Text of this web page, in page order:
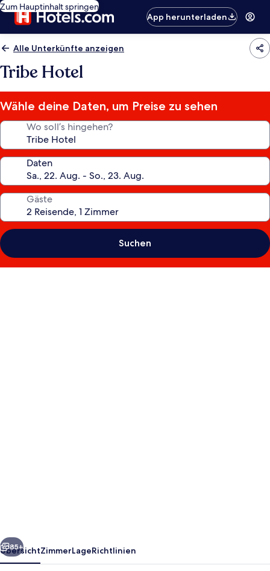
Zum Hauptinhalt springen
App herunterladen
Alle Unterkünfte anzeigen
Tribe Hotel
Wähle deine Daten, um Preise zu sehen
Wo soll’s hingehen?
Daten
Gäste
Suchen
Weiter
85+
ÜbersichtZimmerLageRichtlinien